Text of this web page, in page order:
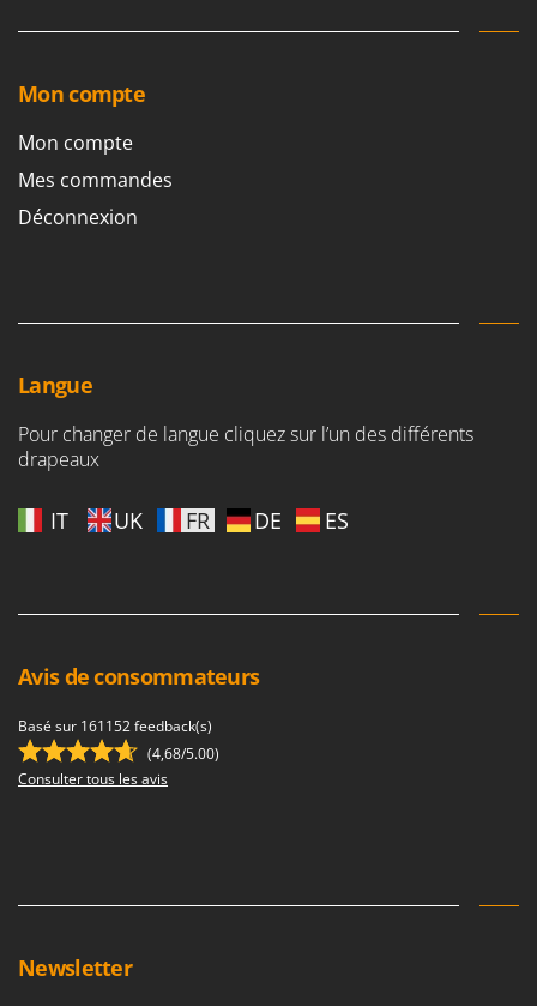
Mon compte
Mon compte
Mes commandes
Déconnexion
Langue
Pour changer de langue cliquez sur l’un des différents
drapeaux
IT UK FR DE ES
Avis de consommateurs
Basé sur 161152 feedback(s)
(4,68/5.00)
Consulter tous les avis
Newsletter